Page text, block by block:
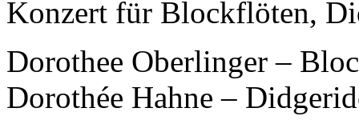
Konzert für Blockflöten,
Dorothee Oberlinger –
Dorothée Hahne –